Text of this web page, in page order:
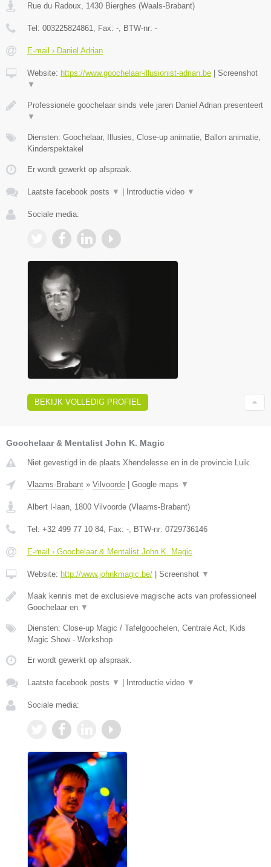
Rue du Radoux 1430 Bierghes (Waals-Brabant)
Tel: 003225824861 , Fax: - , BTW-nr: -
E-mail › Daniel Adrian
Website: https://www.goochelaar-illusionist-adrian.be | Screenshot
▼
Professionele goochelaar sinds vele jaren Daniel Adrian presenteert
▼
Diensten: Goochelaar, Illusies, Close-up animatie, Ballon animatie,
Kinderspektakel
Er wordt gewerkt op afspraak.
Laatste facebook posts ▼ | Introductie video ▼
Sociale media:
BEKIJK VOLLEDIG PROFIEL
Goochelaar & Mentalist John K. Magic
Niet gevestigd in de plaats Xhendelesse en in de provincie Luik.
Vlaams-Brabant » Vilvoorde Google maps ▼
Albert I-laan, 1800 Vilvoorde (Vlaams-Brabant)
Tel: +32 499 77 10 84, Fax: -, BTW-nr: 0729736146
E-mail › Goochelaar & Mentalist John K. Magic
Website: http://www.johnkmagic.be/ Screenshot ▼
Maak kennis met de exclusieve magische acts van professioneel
Goochelaar en ▼
Diensten: Close-up Magic / Tafelgoochelen, Centrale Act, Kids
Magic Show - Workshop
Er wordt gewerkt op afspraak.
Laatste facebook posts ▼ Introductie video ▼
Sociale media: